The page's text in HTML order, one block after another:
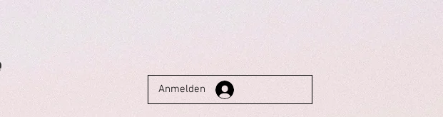
Anmelden